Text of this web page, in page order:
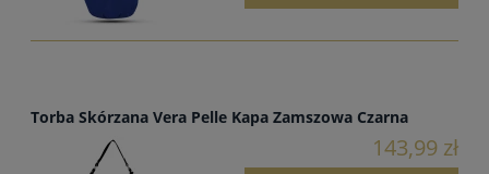
Torba Skórzana Vera Pelle Kapa Zamszowa Czarna
143,99 zł